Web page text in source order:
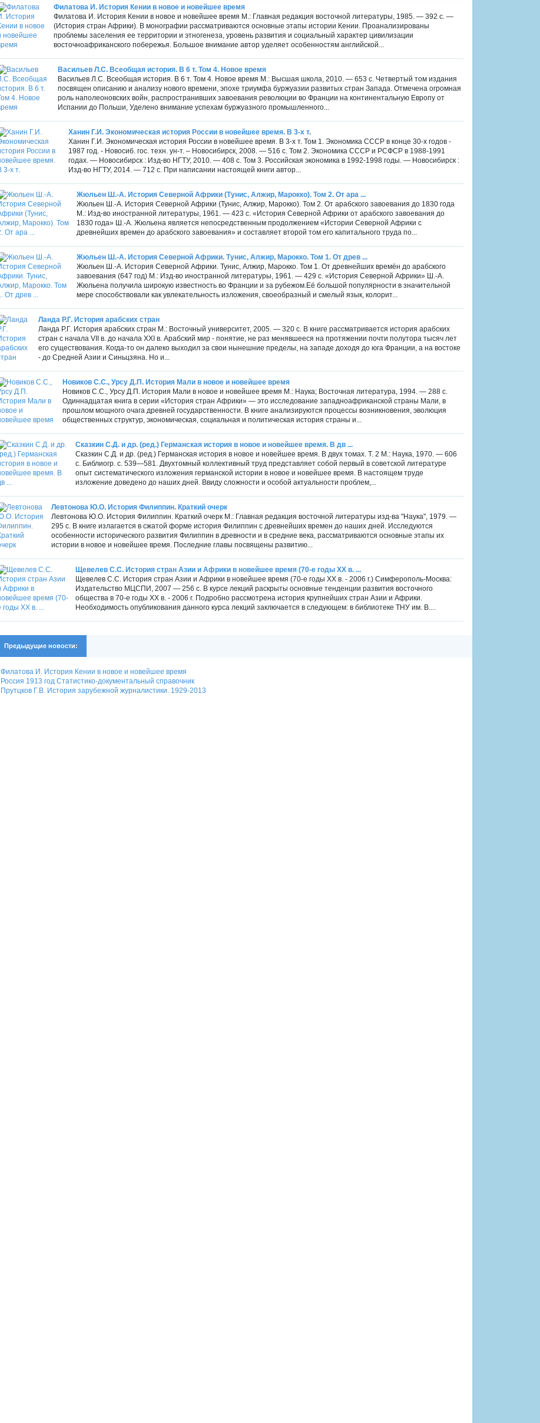
Филатова И. История Кении в новое и новейшее время
Филатова И. История Кении в новое и новейшее время М.: Главная редакция восточной литературы, 1985. — 392 с. —
(История стран Африки). В монографии рассматриваются основные этапы истории Кении. Проанализированы
проблемы заселения ее территории и этногенеза, уровень развития и социальный характер цивилизации
восточноафриканского побережья. Большое внимание автор уделяет особенностям английской...
Васильев Л.С. Всеобщая история. В 6 т. Том 4. Новое время
Васильев Л.С. Всеобщая история. В 6 т. Том 4. Новое время М.: Высшая школа, 2010. — 653 с. Четвертый том издания
посвящен описанию и анализу нового времени, эпохе триумфа буржуазии развитых стран Запада. Отмечена огромная
роль наполеоновских войн, распространивших завоевания революции во Франции на континентальную Европу от
Испании до Польши, Уделено внимание успехам буржуазного промышленного...
Ханин Г.И. Экономическая история России в новейшее время. В 3-х т.
Ханин Г.И. Экономическая история России в новейшее время. В 3-х т. Том 1. Экономика СССР в конце 30-х годов -
1987 год. - Новосиб. гос. техн. ун-т. – Новосибирск, 2008. — 516 с. Том 2. Экономика СССР и РСФСР в 1988-1991
годах. — Новосибирск : Изд-во НГТУ, 2010. — 408 с. Том 3. Российская экономика в 1992-1998 годы. — Новосибирск :
Изд-во НГТУ, 2014. — 712 с. При написании настоящей книги автор...
Жюльен Ш.-А. История Северной Африки (Тунис, Алжир, Марокко). Том 2. От ара ...
Жюльен Ш.-А. История Северной Африки (Тунис, Алжир, Марокко). Том 2. От арабского завоевания до 1830 года
М.: Изд-во иностранной литературы, 1961. — 423 с. «История Северной Африки от арабского завоевания до
1830 года» Ш.-А. Жюльена является непосредственным продолжением «Истории Северной Африки с
древнейших времен до арабского завоевания» и составляет второй том его капитального труда по...
Жюльен Ш.-А. История Северной Африки. Тунис, Алжир, Марокко. Том 1. От древ ...
Жюльен Ш.-А. История Северной Африки. Тунис, Алжир, Марокко. Том 1. От древнейших времён до арабского
завоевания (647 год) М.: Изд-во иностранной литературы, 1961. — 429 с. «История Северной Африки» Ш.-А.
Жюльена получила широкую известность во Франции и за рубежом.Её большой популярности в значительной
мере способствовали как увлекательность изложения, своеобразный и смелый язык, колорит...
Ланда Р.Г. История арабских стран
Ланда Р.Г. История арабских стран М.: Восточный университет, 2005. — 320 с. В книге рассматривается история арабских
стран с начала VII в. до начала XXI в. Арабский мир - понятие, не раз менявшееся на протяжении почти полутора тысяч лет
его существования. Когда-то он далеко выходил за свои нынешние пределы, на западе доходя до юга Франции, а на востоке
- до Средней Азии и Синьцзяна. Но и...
Новиков С.С., Урсу Д.П. История Мали в новое и новейшее время
Новиков С.С., Урсу Д.П. История Мали в новое и новейшее время М.: Наука; Восточная литература, 1994. — 288 с.
Одиннадцатая книга в серии «История стран Африки» — это исследование западноафриканской страны Мали, в
прошлом мощного очага древней государственности. В книге анализируются процессы возникновения, эволюция
общественных структур, экономическая, социальная и политическая история страны и...
Сказкин С.Д. и др. (ред.) Германская история в новое и новейшее время. В дв ...
Сказкин С.Д. и др. (ред.) Германская история в новое и новейшее время. В двух томах. Т. 2 М.: Наука, 1970. — 606
с. Библиогр. с. 539—581. Двухтомный коллективный труд представляет собой первый в советской литературе
опыт систематического изложения германской истории в новое и новейшее время. В настоящем труде
изложение доведено до наших дней. Ввиду сложности и особой актуальности проблем,...
Левтонова Ю.О. История Филиппин. Краткий очерк
Левтонова Ю.О. История Филиппин. Краткий очерк М.: Главная редакция восточной литературы изд-ва "Наука", 1979. —
295 с. В книге излагается в сжатой форме история Филиппин с древнейших времен до наших дней. Исследуются
особенности исторического развития Филиппин в древности и в средние века, рассматриваются основные этапы их
истории в новое и новейшее время. Последние главы посвящены развитию...
Щевелев С.С. История стран Азии и Африки в новейшее время (70-е годы XX в. ...
Щевелев С.С. История стран Азии и Африки в новейшее время (70-е годы XX в. - 2006 г.) Симферополь-Москва:
Издательство МЦСПИ, 2007 — 256 с. В курсе лекций раскрыты основные тенденции развития восточного
общества в 70-е годы XX в. - 2006 г. Подробно рассмотрена история крупнейших стран Азии и Африки.
Необходимость опубликования данного курса лекций заключается в следующем: в библиотеке ТНУ им. В....
Предыдущие новости:
Филатова И. История Кении в новое и новейшее время
Россия 1913 год Статистико-документальный справочник
Прутцков Г.В. История зарубежной журналистики. 1929-2013